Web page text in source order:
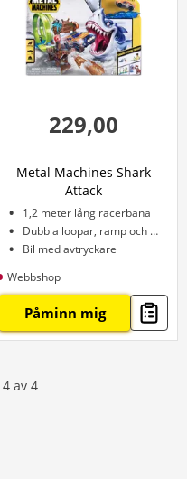
229,00
Metal Machines Shark
Attack
1,2 meter lång racerbana
Dubbla loopar, ramp och haj
Bil med avtryckare
Webbshop
Påminn mig
4 av 4